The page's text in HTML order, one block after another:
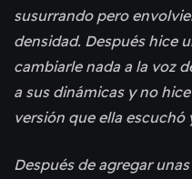
susurrando pero
densidad. Después hice
cambiarle nada a la voz
a sus dinámicas y no
versión que ella escuchó
Después de agregar